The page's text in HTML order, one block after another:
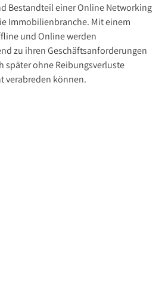
Bestandteil einer Online Networking
Immobilienbranche. Mit einem
und Online werden
zu ihren Geschäftsanforderungen
später ohne Reibungsverluste
verabreden können.